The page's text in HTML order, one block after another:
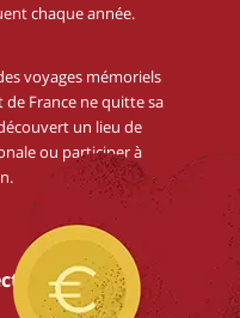
chaque année.
voyages mémoriels
de France ne quitte sa
un lieu de
ou participer à
avons